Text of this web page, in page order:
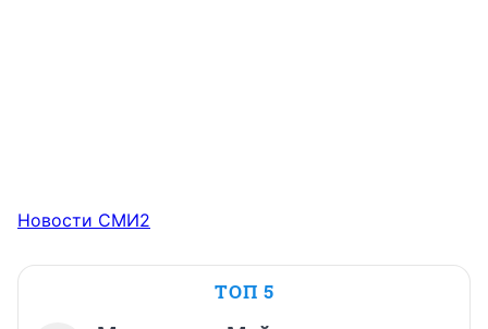
Новости СМИ2
ТОП 5